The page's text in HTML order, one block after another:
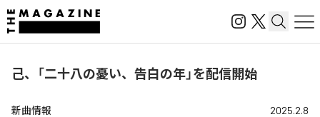
己、「二十八の憂い、告白の年」を配信開始
新曲情報 2025.2.8